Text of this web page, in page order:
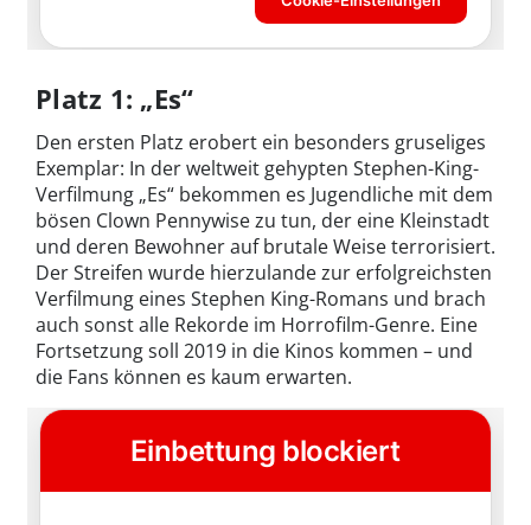
Platz 1: „Es“
Den ersten Platz erobert ein besonders gruseliges
Exemplar: In der weltweit gehypten Stephen-King-
Verfilmung „Es“ bekommen es Jugendliche mit dem
bösen Clown Pennywise zu tun, der eine Kleinstadt
und deren Bewohner auf brutale Weise terrorisiert.
Der Streifen wurde hierzulande zur erfolgreichsten
Verfilmung eines Stephen King-Romans und brach
auch sonst alle Rekorde im Horrofilm-Genre. Eine
Fortsetzung soll 2019 in die Kinos kommen – und
die Fans können es kaum erwarten.